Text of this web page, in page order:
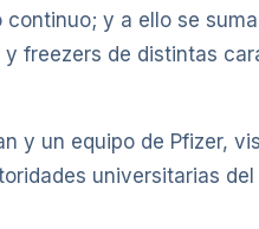
y a ello se
freezers de distintas
y un equipo de Pfizer,
universitarias